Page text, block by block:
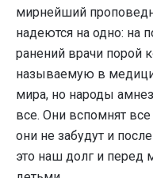
мирнейший
надеются на одно: на
ранений врачи порой
называемую в
мира, но народы
все. Они вспомнят
они не забудут и
это наш долг и перед